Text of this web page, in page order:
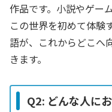
作品です。小説やゲー
この世界を初めて体験
語が、これからどこへ
きます。
Q2: どんな人に